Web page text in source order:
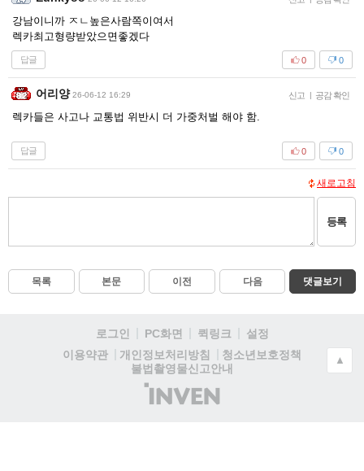
강남이니까 ㅈㄴ높은사람쪽이여서
렉카최고형량받았으면좋겠다
답글 0
0
어리양 26-06-12 16:29 신고 | 공감 확인
렉카들은 사고나 교통법 위반시 더 가중처벌 해야 함.
답글 0
0
새로고침
등록
목록 본문 이전 다음 댓글보기
로그인 PC화면 퀵링크
설정
이용약관
개인정보처리방침
청소년보호정책
불법촬영물신고안내
(주)
인
▲